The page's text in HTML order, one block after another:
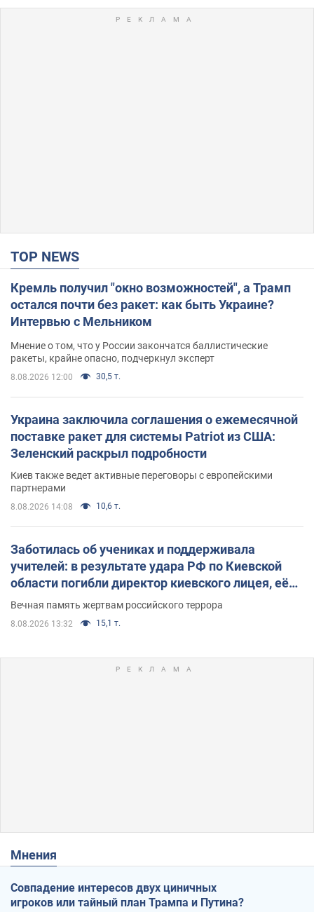
TOP NEWS
Кремль получил "окно возможностей", а Трамп
остался почти без ракет: как быть Украине?
Интервью с Мельником
Мнение о том, что у России закончатся баллистические
ракеты, крайне опасно, подчеркнул эксперт
8.08.2026 12:00 30,5 т.
Украина заключила соглашения о ежемесячной
поставке ракет для системы Patriot из США:
Зеленский раскрыл подробности
Киев также ведет активные переговоры с европейскими
партнерами
8.08.2026 14:08 10,6 т.
Заботилась об учениках и поддерживала
учителей: в результате удара РФ по Киевской
области погибли директор киевского лицея, её
муж и внук
Вечная память жертвам российского террора
8.08.2026 13:32 15,1 т.
Мнения
Совпадение интересов двух циничных
игроков или тайный план Трампа и Путина?